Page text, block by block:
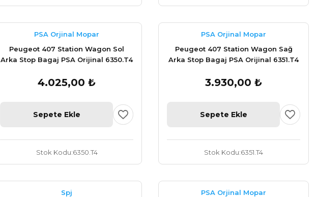
PSA Orjinal Mopar
Peugeot 407 Station Wagon Sol
Arka Stop Bagaj PSA Orijinal 6350.T4
4.025,00 ₺
Sepete Ekle
Stok Kodu 6350.T4
PSA Orjinal Mopar
Peugeot 407 Station Wagon Sağ
Arka Stop Bagaj PSA Orijinal 6351.T4
3.930,00 ₺
Sepete Ekle
Stok Kodu 6351.T4
Spj
PSA Orjinal Mopar